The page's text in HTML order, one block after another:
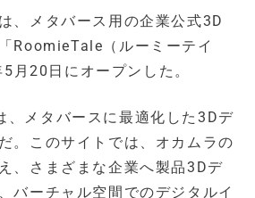
、メタバース用の企業公式3D
RoomieTale（ルーミーテイ
月20日にオープンした。
、メタバースに最適化した3Dデ
。このサイトでは、オカムラの
、さまざまな企業へ製品3Dデ
バーチャル空間でのデジタルイ